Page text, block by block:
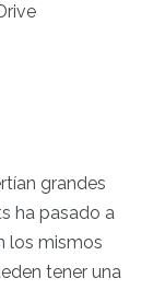
grandes
ha pasado a
los mismos
tener una